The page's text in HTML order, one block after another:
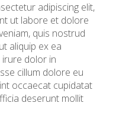
adipiscing elit,
ut labore et dolore
quis nostrud
aliquip ex ea
dolor in
cillum dolore eu
occaecat cupidatat
deserunt mollit